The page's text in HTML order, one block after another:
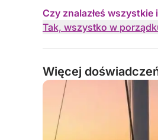
Czy znalazłeś
Tak, wszystko w
Więcej